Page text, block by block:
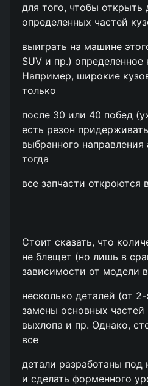
для того, чтобы открыть
определенных частей
выиграть на машине
SUV и пр.) определенное
Например, широкие
только
после 30 или 40 побед
есть резон
выбранного
тогда
все запчасти откроются
Стоит сказать, что
не блещет (но лишь в
зависимости от модели
несколько деталей (от
замены основных
выхлопа и пр. Однако,
все
детали разработаны под
и сделать форменного